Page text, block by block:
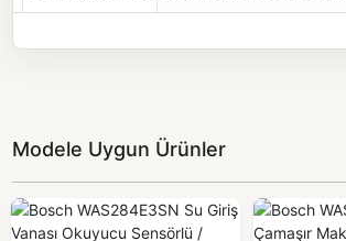
Modele Uygun Ürünler